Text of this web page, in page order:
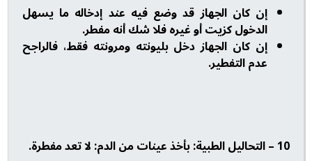
إن كان الجهاز قد وضع فيه عند إدخاله ما يسهل
الدخول كزيت أو غيره فلا شك أنه مفطر.
إن كان الجهاز دخل بليونته ومرونته فقط، فالراجح
عدم التفطير.
10 – التحاليل الطبية: بأخذ عينات من الدم: لا تعد مفطرة.